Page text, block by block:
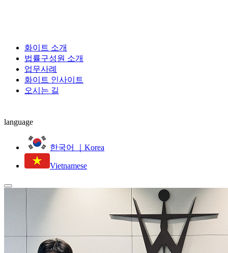
화이트 소개
법률구성원 소개
업무사례
화이트 인사이트
오시는 길
language
한국어 ｜Korea
Vietnamese